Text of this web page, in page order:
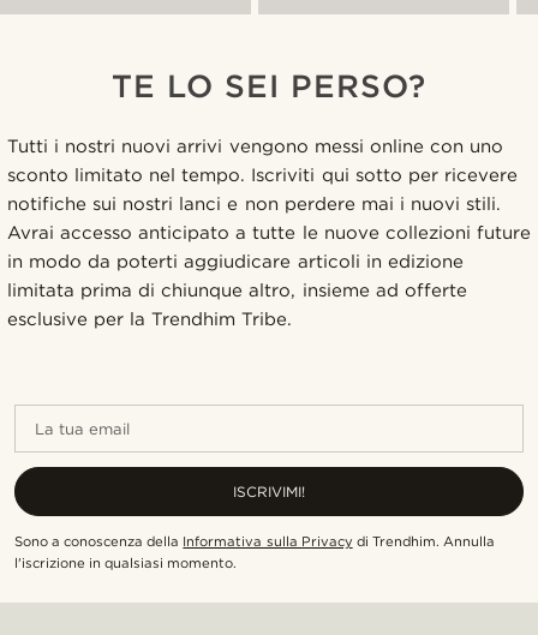
TE LO SEI PERSO?
Tutti i nostri nuovi arrivi vengono messi online con uno
sconto limitato nel tempo. Iscriviti qui sotto per ricevere
notifiche sui nostri lanci e non perdere mai i nuovi stili.
Avrai accesso anticipato a tutte le nuove collezioni future
in modo da poterti aggiudicare articoli in edizione
limitata prima di chiunque altro, insieme ad offerte
esclusive per la Trendhim Tribe.
La tua email
ISCRIVIMI!
Sono a conoscenza della Informativa sulla Privacy di Trendhim. Annulla
l'iscrizione in qualsiasi momento.